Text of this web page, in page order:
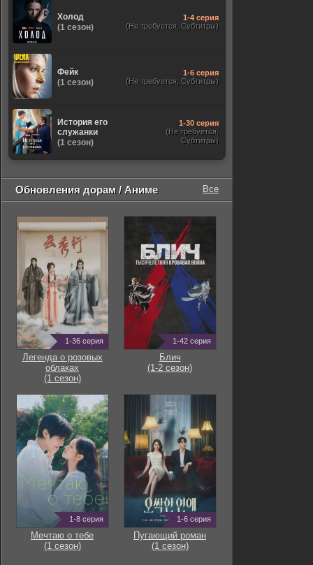
Холод
(1 сезон)
1-4 серия
(Не требуется, Субтитры)
Фейк
(1 сезон)
1-6 серия
(Не требуется, Субтитры)
История его
служанки
(1 сезон)
1-30 серия
(Не требуется,
Субтитры)
Обновления дорам / Аниме Все
1-36 серия
Легенда о розовых
облаках
(1 сезон)
1-42 серия
Блич
(1-2 сезон)
1-8 серия
Мечтаю о тебе
(1 сезон)
1-6 серия
Пугающий роман
(1 сезон)